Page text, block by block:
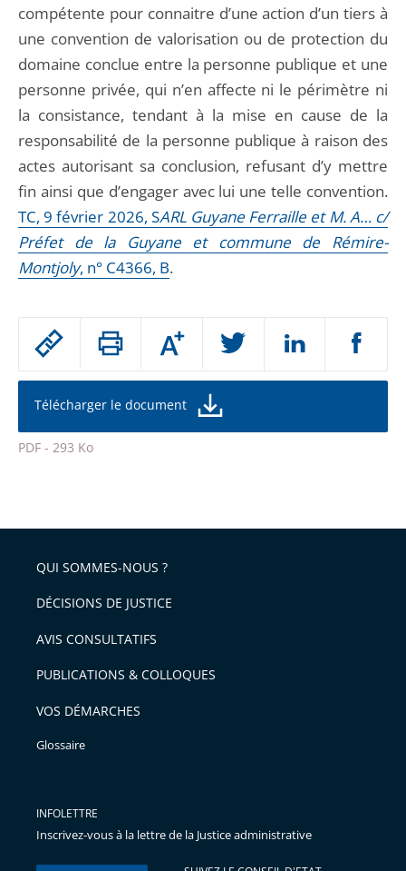
Passer
partage
de
l'article
pour
Augmenter
ou
la
de
police
Télécharger le document
PDF - 293 Ko
l'article
pour
avant
compétente pour connaitre d’une action d’un tiers à
une convention de valorisation ou de protection du
domaine conclue entre la personne publique et une
personne privée, qui n’en affecte ni le périmètre ni
la consistance, tendant à la mise en cause de la
responsabilité de la personne publique à raison des
actes autorisant sa conclusion, refusant d’y mettre
fin ainsi que d’engager avec lui une telle convention.
TC, 9 février 2026, SARL Guyane Ferraille et M. A… c/
Préfet de la Guyane et commune de Rémire-
Montjoly, n° C4366, B.
QUI SOMMES-NOUS ?
DÉCISIONS DE JUSTICE
AVIS CONSULTATIFS
PUBLICATIONS & COLLOQUES
VOS DÉMARCHES
Glossaire
INFOLETTRE
Inscrivez-vous à la lettre de la Justice administrative